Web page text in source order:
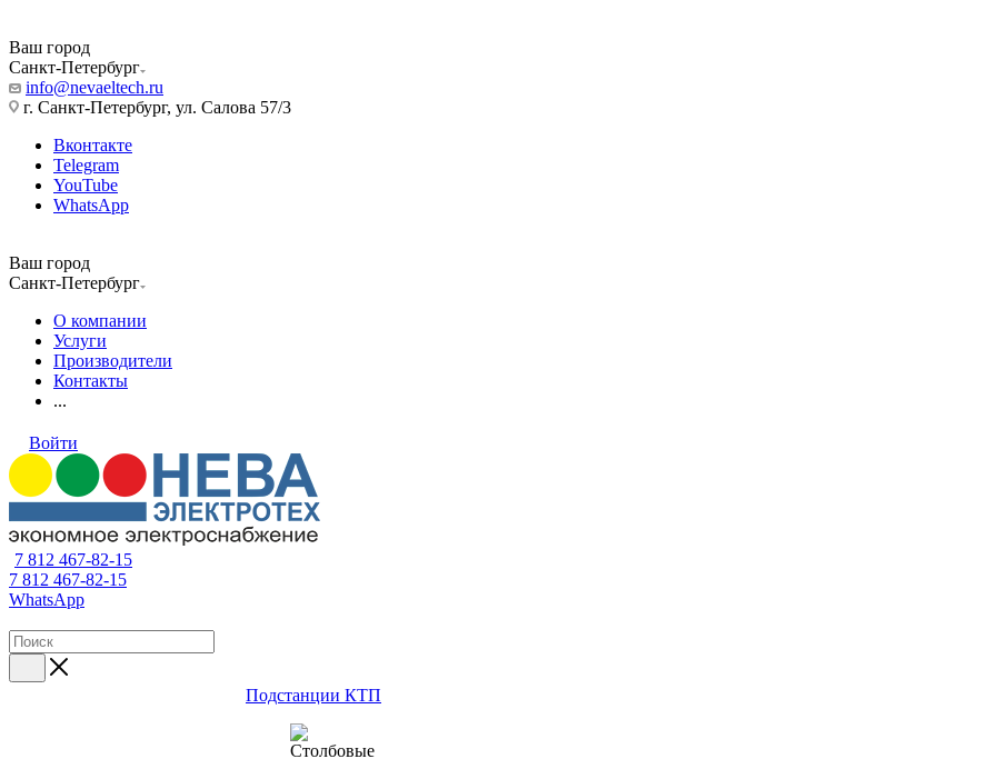
Ваш город
Санкт-Петербург
info@nevaeltech.ru
г. Санкт-Петербург, ул. Салова 57/3
Вконтакте
Telegram
YouTube
WhatsApp
Ваш город
Санкт-Петербург
О компании
Услуги
Производители
Контакты
...
Войти
7 812 467-82-15
7 812 467-82-15
WhatsApp
Подстанции КТП